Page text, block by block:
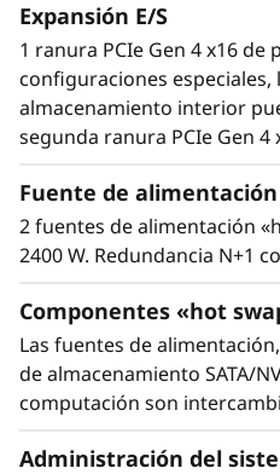
Optimizado para
El ThinkSystem SD630
térmicamente para
rendimiento con las
reducidas. Cada nodo
sin limitación, y
W. Las tres conexiones
características térmicas
sistema ideal para
Cada nodo incorpora
procesadores Intel®
tercera generación.
Expansión E/S
1 ranura PCIe Gen 4 x16 de
configuraciones especiales,
almacenamiento interior
segunda ranura PCIe Gen 4
Fuente de alimentación
2 fuentes de alimentación
2400 W. Redundancia N+1
Componentes «hot
Las fuentes de
de almacenamiento SATA/
computación son
Administración del